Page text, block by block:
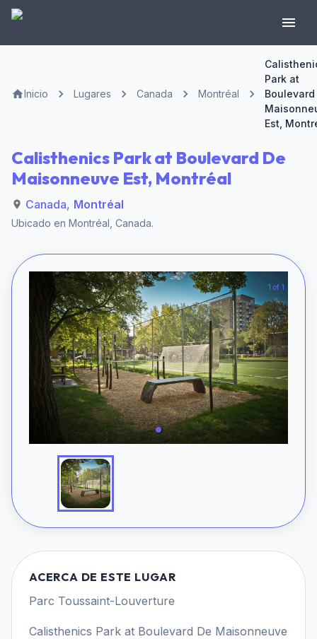
Inicio Lugares Canada Montréal
Park at
Boulevard
Est,
Calisthenics Park at Boulevard De
Maisonneuve Est, Montréal
Canada, Montréal
Ubicado en Montréal Canada.
1 of 1
ACERCA DE ESTE LUGAR
Parc Toussaint-Louverture
Calisthenics Park at Boulevard De Maisonneuve